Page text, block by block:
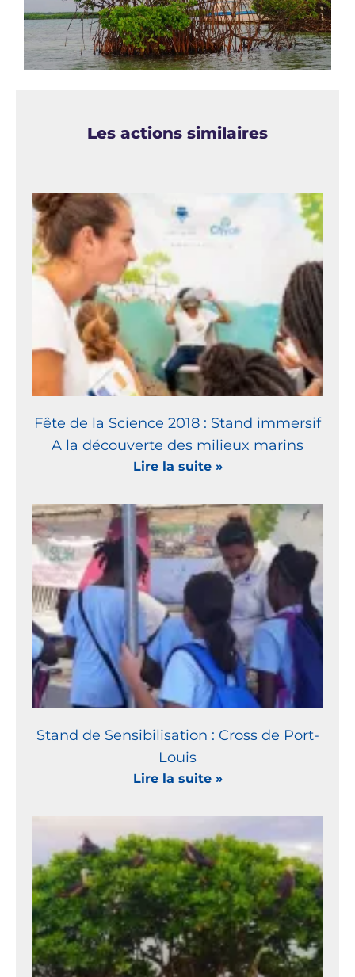
Les actions similaires
Fête de la Science 2018 : Stand immersif
A la découverte des milieux marins
Lire la suite »
Stand de Sensibilisation : Cross de Port-
Louis
Lire la suite »